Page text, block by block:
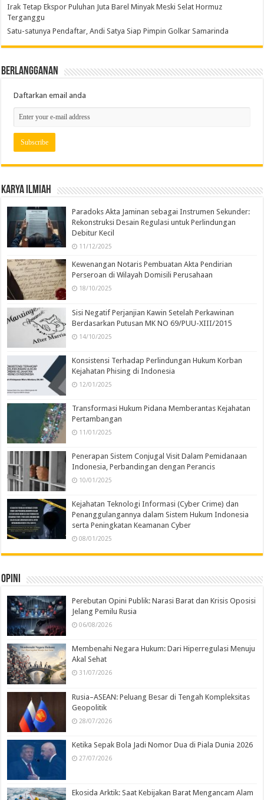
Irak Tetap Ekspor Puluhan Juta Barel Minyak Meski Selat Hormuz
Terganggu
Satu-satunya Pendaftar, Andi Satya Siap Pimpin Golkar Samarinda
Berlangganan
Daftarkan email anda
Karya Ilmiah
Paradoks Akta Jaminan sebagai Instrumen Sekunder:
Rekonstruksi Desain Regulasi untuk Perlindungan
Debitur Kecil
11/12/2025
Kewenangan Notaris Pembuatan Akta Pendirian
Perseroan di Wilayah Domisili Perusahaan
18/10/2025
Sisi Negatif Perjanjian Kawin Setelah Perkawinan
Berdasarkan Putusan MK NO 69/PUU-XIII/2015
14/10/2025
Konsistensi Terhadap Perlindungan Hukum Korban
Kejahatan Phising di Indonesia
12/01/2025
Transformasi Hukum Pidana Memberantas Kejahatan
Pertambangan
11/01/2025
Penerapan Sistem Conjugal Visit Dalam Pemidanaan
Indonesia, Perbandingan dengan Perancis
10/01/2025
Kejahatan Teknologi Informasi (Cyber Crime) dan
Penanggulangannya dalam Sistem Hukum Indonesia
serta Peningkatan Keamanan Cyber
08/01/2025
Opini
Perebutan Opini Publik: Narasi Barat dan Krisis Oposisi
Jelang Pemilu Rusia
06/08/2026
Membenahi Negara Hukum: Dari Hiperregulasi Menuju
Akal Sehat
31/07/2026
Rusia–ASEAN: Peluang Besar di Tengah Kompleksitas
Geopolitik
28/07/2026
Ketika Sepak Bola Jadi Nomor Dua di Piala Dunia 2026
27/07/2026
Ekosida Arktik: Saat Kebijakan Barat Mengancam Alam